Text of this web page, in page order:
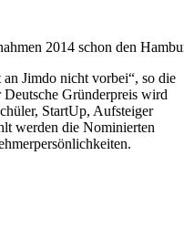
2014 schon den
Jimdo nicht vorbei“, so die
Gründerpreis wird
StartUp, Aufsteiger
werden die Nominierten